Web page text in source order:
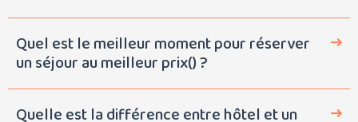
Quel est le meilleur moment pour réserver
un séjour au meilleur prix() ?
à vous :
Quelle est la différence entre hôtel et un